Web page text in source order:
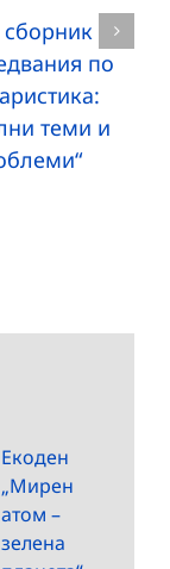
по
теми и
Екоден
„Мирен
атом –
зелена